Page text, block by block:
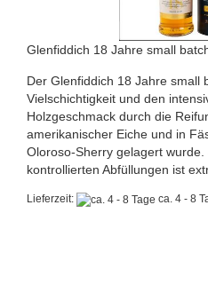
Glenfiddich 18 Jahre small
Der Glenfiddich 18 Jahre small
Vielschichtigkeit und den
Holzgeschmack durch die
amerikanischer Eiche und in
Oloroso-Sherry gelagert
kontrollierten Abfüllungen ist
Lieferzeit: ca. 4 - 8